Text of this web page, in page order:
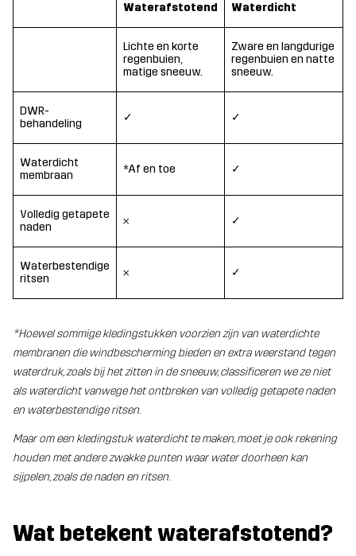
Waterafstotend Waterdicht
Lichte en korte
regenbuien,
matige sneeuw.
Zware en langdurige
regenbuien en natte
sneeuw.
DWR-
behandeling
✓ ✓
Waterdicht
membraan
*Af en toe ✓
Volledig getapete
naden
𐄂 ✓
Waterbestendige
ritsen
𐄂 ✓
*Hoewel sommige kledingstukken voorzien zijn van waterdichte
membranen die windbescherming bieden en extra weerstand tegen
waterdruk, zoals bij het zitten in de sneeuw, classificeren we ze niet
als waterdicht vanwege het ontbreken van volledig getapete naden
en waterbestendige ritsen.
Maar om een kledingstuk waterdicht te maken, moet je ook rekening
houden met andere zwakke punten waar water doorheen kan
sijpelen, zoals de naden en ritsen.
Wat betekent waterafstotend?